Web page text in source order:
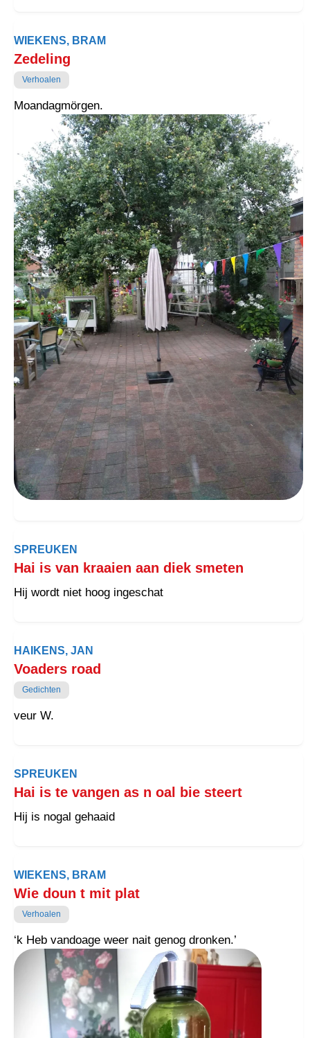
WIEKENS, BRAM
Zedeling
Verhoalen
Moandagmörgen.
SPREUKEN
Hai is van kraaien aan diek smeten
Hij wordt niet hoog ingeschat
HAIKENS, JAN
Voaders road
Gedichten
veur W.
SPREUKEN
Hai is te vangen as n oal bie steert
Hij is nogal gehaaid
WIEKENS, BRAM
Wie doun t mit plat
Verhoalen
‘k Heb vandoage weer nait genog dronken.’